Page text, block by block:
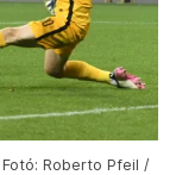
Roberto Pfeil /